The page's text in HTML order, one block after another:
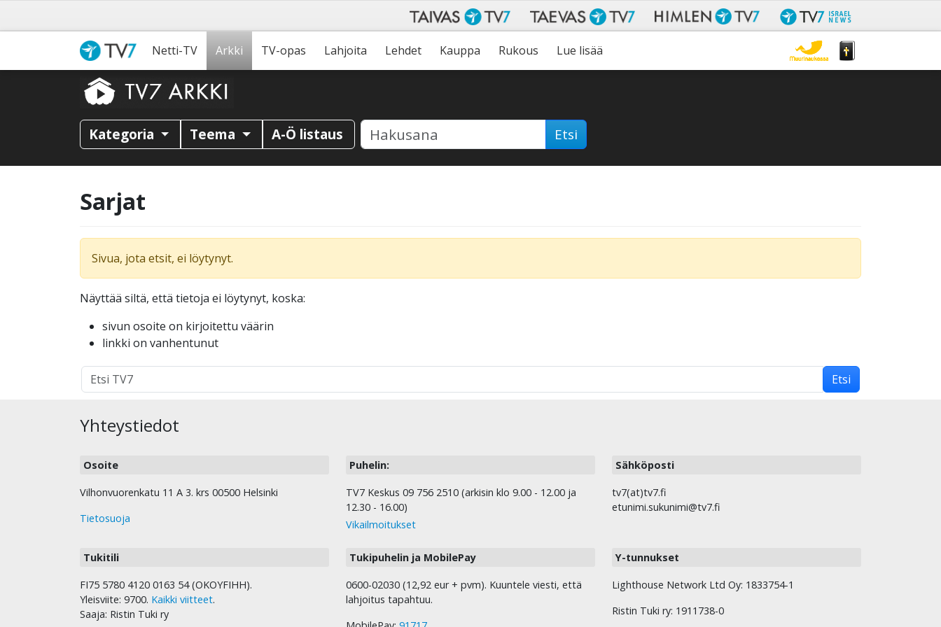
Netti-TV Arkki TV-opas Lahjoita Lehdet Kauppa Rukous Lue lisää
Kategoria Teema A-Ö listaus Etsi
Sarjat
Sivua, jota etsit, ei löytynyt.
Näyttää siltä, että tietoja ei löytynyt, koska:
sivun osoite on kirjoitettu väärin
linkki on vanhentunut
Hakutulokset
haulle:
Etsi
Yhteystiedot
Osoite
Vilhonvuorenkatu 11 A 3. krs 00500 Helsinki
Tietosuoja
Puhelin:
TV7 Keskus 09 756 2510 (arkisin klo 9.00 - 12.00 ja
12.30 - 16.00)
Vikailmoitukset
Sähköposti
tv7(at)tv7.fi
etunimi.sukunimi@tv7.fi
Tukitili
FI75 5780 4120 0163 54 (OKOYFIHH).
Yleisviite: 9700. Kaikki viitteet.
Saaja: Ristin Tuki ry
Tukipuhelin ja MobilePay
0600-02030 (12,92 eur + pvm). Kuuntele viesti, että
lahjoitus tapahtuu.
Y-tunnukset
Lighthouse Network Ltd Oy: 1833754-1
Ristin Tuki ry: 1911738-0